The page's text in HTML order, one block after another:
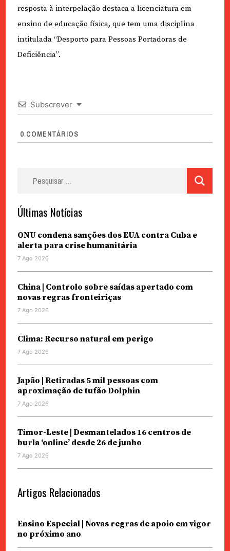
resposta à interpelação destaca a licenciatura em
ensino de educação física, que tem uma disciplina
intitulada “Desporto para Pessoas Portadoras de
Deficiência”.
Subscrever
0 COMENTÁRIOS
Últimas Notícias
ONU condena sanções dos EUA contra Cuba e
alerta para crise humanitária
7 Ago 2026
China | Controlo sobre saídas apertado com
novas regras fronteiriças
7 Ago 2026
Clima: Recurso natural em perigo
7 Ago 2026
Japão | Retiradas 5 mil pessoas com
aproximação de tufão Dolphin
7 Ago 2026
Timor-Leste | Desmantelados 16 centros de
burla ‘online’ desde 26 de junho
7 Ago 2026
Artigos Relacionados
Ensino Especial | Novas regras de apoio em vigor
no próximo ano